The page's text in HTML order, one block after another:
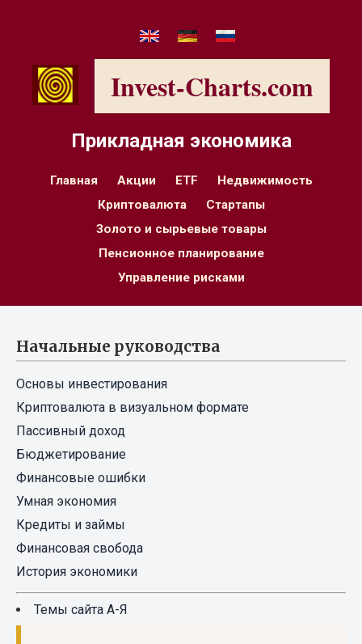
Invest-Charts.com
Прикладная экономика
Главная Акции ETF
Недвижимость
Криптовалюта
Стартапы
Золото и сырьевые товары
Пенсионное планирование
Управление рисками
Начальные руководства
Основы инвестирования
Криптовалюта в визуальном формате
Пассивный доход
Бюджетирование
Финансовые ошибки
Умная экономия
Кредиты и займы
Финансовая свобода
История экономики
Темы сайта А-Я